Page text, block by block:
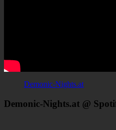
Demonic-Nights.at
Demonic-Nights.at @